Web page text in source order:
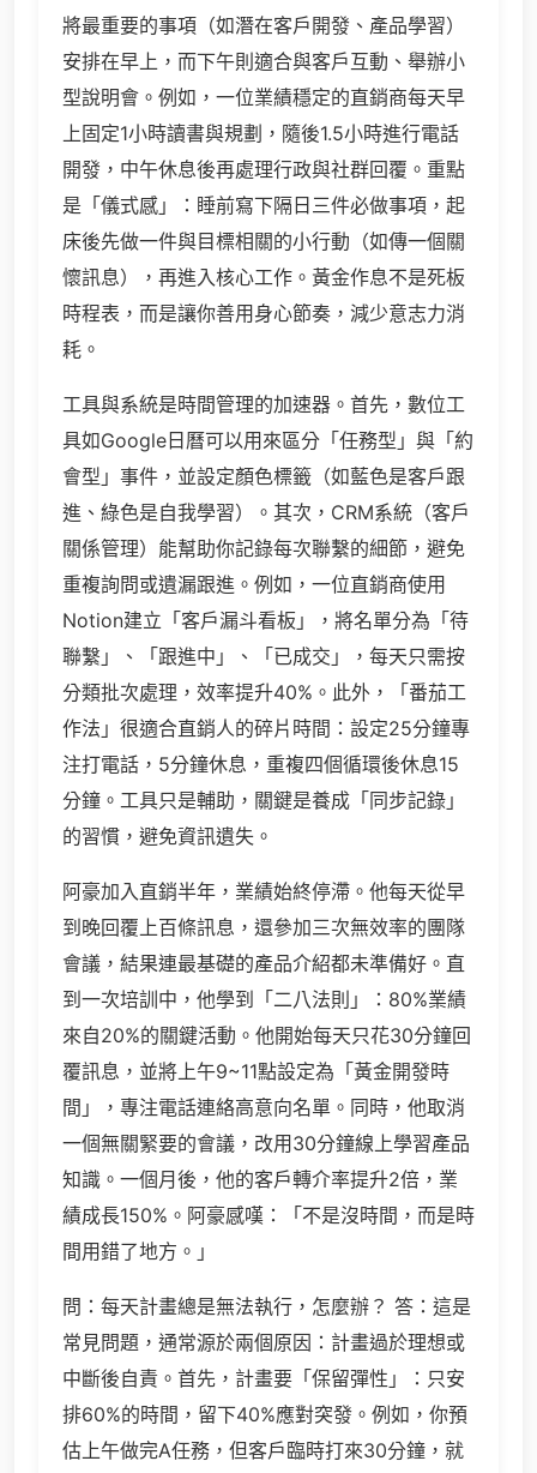
將最重要的事項（如潛在客戶開發、產品學習）
安排在早上，而下午則適合與客戶互動、舉辦小
型說明會。例如，一位業績穩定的直銷商每天早
上固定1小時讀書與規劃，隨後1.5小時進行電話
開發，中午休息後再處理行政與社群回覆。重點
是「儀式感」：睡前寫下隔日三件必做事項，起
床後先做一件與目標相關的小行動（如傳一個關
懷訊息），再進入核心工作。黃金作息不是死板
時程表，而是讓你善用身心節奏，減少意志力消
耗。
工具與系統是時間管理的加速器。首先，數位工
具如Google日曆可以用來區分「任務型」與「約
會型」事件，並設定顏色標籤（如藍色是客戶跟
進、綠色是自我學習）。其次，CRM系統（客戶
關係管理）能幫助你記錄每次聯繫的細節，避免
重複詢問或遺漏跟進。例如，一位直銷商使用
Notion建立「客戶漏斗看板」，將名單分為「待
聯繫」、「跟進中」、「已成交」，每天只需按
分類批次處理，效率提升40%。此外，「番茄工
作法」很適合直銷人的碎片時間：設定25分鐘專
注打電話，5分鐘休息，重複四個循環後休息15
分鐘。工具只是輔助，關鍵是養成「同步記錄」
的習慣，避免資訊遺失。
阿豪加入直銷半年，業績始終停滯。他每天從早
到晚回覆上百條訊息，還參加三次無效率的團隊
會議，結果連最基礎的產品介紹都未準備好。直
到一次培訓中，他學到「二八法則」：80%業績
來自20%的關鍵活動。他開始每天只花30分鐘回
覆訊息，並將上午9~11點設定為「黃金開發時
間」，專注電話連絡高意向名單。同時，他取消
一個無關緊要的會議，改用30分鐘線上學習產品
知識。一個月後，他的客戶轉介率提升2倍，業
績成長150%。阿豪感嘆：「不是沒時間，而是時
間用錯了地方。」
問：每天計畫總是無法執行，怎麼辦？ 答：這是
常見問題，通常源於兩個原因：計畫過於理想或
中斷後自責。首先，計畫要「保留彈性」：只安
排60%的時間，留下40%應對突發。例如，你預
估上午做完A任務，但客戶臨時打來30分鐘，就